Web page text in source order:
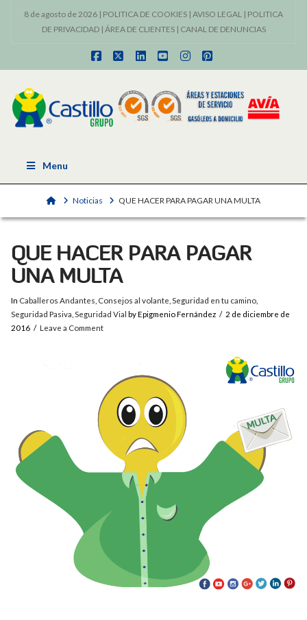
8 de agosto de 2026 | POLITICA DE COOKIES | AVISO LEGAL | POLITICA
DE PRIVACIDAD| ÁREA DE CLIENTES| CANAL DE DENUNCIAS
Facebook
X LinkedInYouTubeInstagram
Pinterest
Menu
HomeNoticias QUE HACER PARA PAGAR UNA MULTA
QUE HACER PARA PAGAR
UNA MULTA
In Caballeros Andantes Consejos al volante Seguridad en tu camino,
Seguridad Pasiva Seguridad Vial by Epigmenio Fernández
2 de diciembre de
2016
Leave a Comment